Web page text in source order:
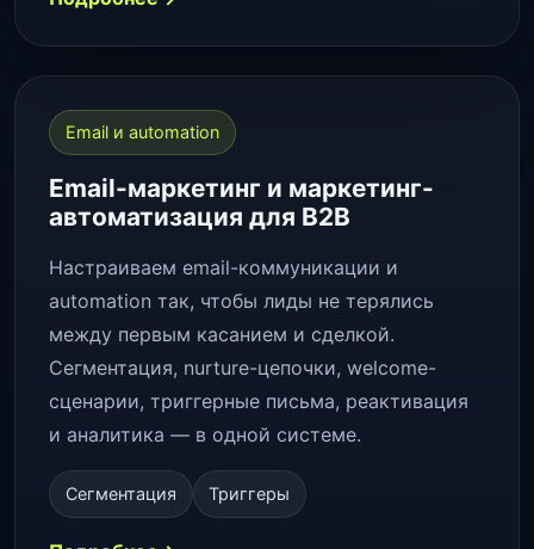
Email и automation
Email-маркетинг и маркетинг-
автоматизация для B2B
Настраиваем email-коммуникации и
automation так, чтобы лиды не терялись
между первым касанием и сделкой.
Сегментация, nurture-цепочки, welcome-
сценарии, триггерные письма, реактивация
и аналитика — в одной системе.
Сегментация Триггеры